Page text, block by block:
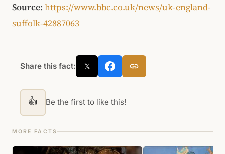
Source: https://www.bbc.co.uk/news/uk-england-
suffolk-42887063
Share this fact: 𝕏
👍 Be the first to like this!
MORE FACTS